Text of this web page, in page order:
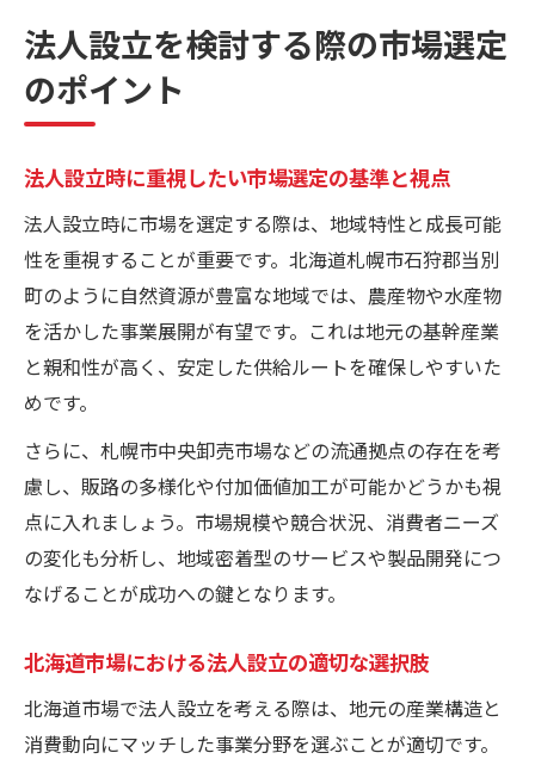
法人設立を検討する際の市場選定
のポイント
法人設立時に重視したい市場選定の基準と視点
法人設立時に市場を選定する際は、地域特性と成長可能
性を重視することが重要です。北海道札幌市石狩郡当別
町のように自然資源が豊富な地域では、農産物や水産物
を活かした事業展開が有望です。これは地元の基幹産業
と親和性が高く、安定した供給ルートを確保しやすいた
めです。
さらに、札幌市中央卸売市場などの流通拠点の存在を考
慮し、販路の多様化や付加価値加工が可能かどうかも視
点に入れましょう。市場規模や競合状況、消費者ニーズ
の変化も分析し、地域密着型のサービスや製品開発につ
なげることが成功への鍵となります。
北海道市場における法人設立の適切な選択肢
北海道市場で法人設立を考える際は、地元の産業構造と
消費動向にマッチした事業分野を選ぶことが適切です。